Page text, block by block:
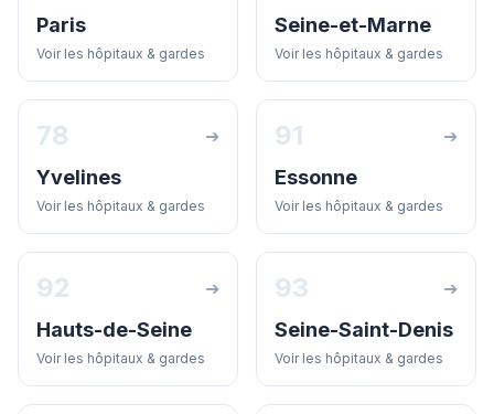
Paris
Voir les hôpitaux & gardes
Seine-et-Marne
Voir les hôpitaux & gardes
78 ➔
Yvelines
Voir les hôpitaux & gardes
91 ➔
Essonne
Voir les hôpitaux & gardes
92 ➔
Hauts-de-Seine
Voir les hôpitaux & gardes
93 ➔
Seine-Saint-Denis
Voir les hôpitaux & gardes